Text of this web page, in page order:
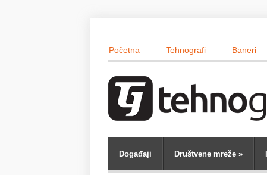
Početna Tehnografi Baneri
Događaji Društvene mreže »